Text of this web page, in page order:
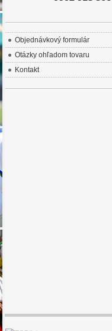
Objednávkový formulár
Otázky ohľadom tovaru
Kontakt